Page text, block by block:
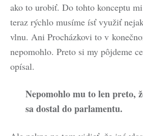
ako to urobiť. Do tohto konceptu
teraz rýchlo musíme ísť využiť
vlnu. Ani Procházkovi to v
nepomohlo. Preto si my pôjdeme
opísal.
Nepomohlo mu to len preto,
sa dostal do parlamentu.